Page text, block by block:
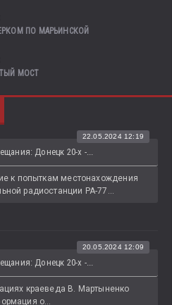
ПО МАРЬИНСКОЙ
МОСТ
Донецк 20-х -...
22.05.2024 12:19
к попыткам местонахождения
радиостанции РА-77...
Донецк 20-х -...
20.05.2024 12:09
краеведа В. Мартыненко
о...